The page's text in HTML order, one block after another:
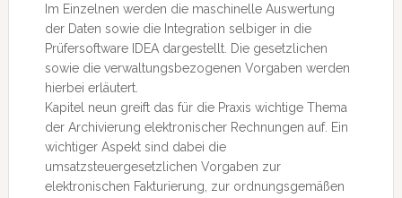
Im Einzelnen werden die maschinelle Auswertung
der Daten sowie die Integration selbiger in die
Prüfersoftware IDEA dargestellt. Die gesetzlichen
sowie die verwaltungsbezogenen Vorgaben werden
hierbei erläutert.
Kapitel neun greift das für die Praxis wichtige Thema
der Archivierung elektronischer Rechnungen auf. Ein
wichtiger Aspekt sind dabei die
umsatzsteuergesetzlichen Vorgaben zur
elektronischen Fakturierung, zur ordnungsgemäßen